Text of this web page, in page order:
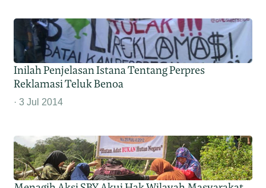
Inilah Penjelasan Istana Tentang Perpres
Reklamasi Teluk Benoa
3 Jul 2014